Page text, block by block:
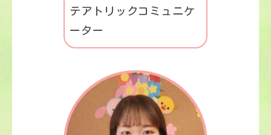
テアトリックコミュニケ
ーター